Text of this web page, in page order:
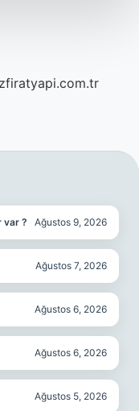
var ? Ağustos 9, 2026
Ağustos 7, 2026
Ağustos 6, 2026
Ağustos 6, 2026
Ağustos 5, 2026